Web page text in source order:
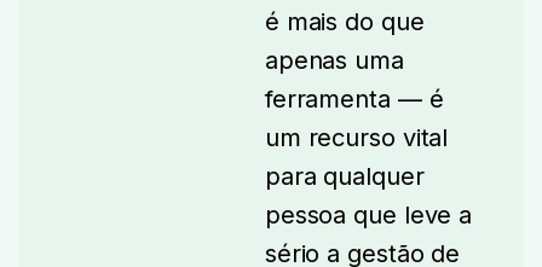
é mais do que
apenas uma
ferramenta — é
um recurso vital
para qualquer
pessoa que leve a
sério a gestão de